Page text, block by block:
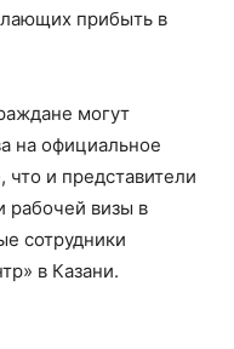
прибыть в
могут
на официальное
что и представители
рабочей визы в
сотрудники
в Казани.